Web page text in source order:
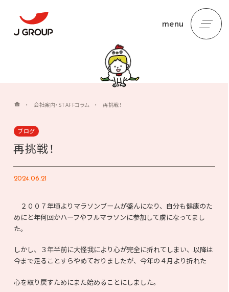
menu
・会社案内・STAFFコラム ・再挑戦！
ブログ
再挑戦！
2024.06.21
２００７年頃よりマラソンブームが盛んになり、自分も健康のた
めにと年何回かハーフやフルマラソンに参加して虜になってまし
た。
しかし、３年半前に大怪我により心が完全に折れてしまい、以降は
今まで走ることすらやめておりましたが、今年の４月より折れた
心を取り戻すためにまた始めることにしました。